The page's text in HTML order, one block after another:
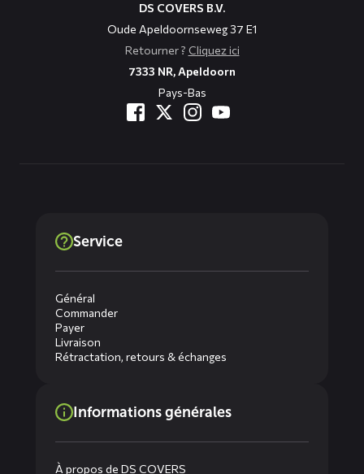
DS COVERS B.V.
Oude Apeldoornseweg 37 E1
Retourner ? Cliquez ici
7333 NR, Apeldoorn
Pays-Bas
Service
Général
Commander
Payer
Livraison
Rétractation, retours & échanges
Informations générales
À propos de DS COVERS